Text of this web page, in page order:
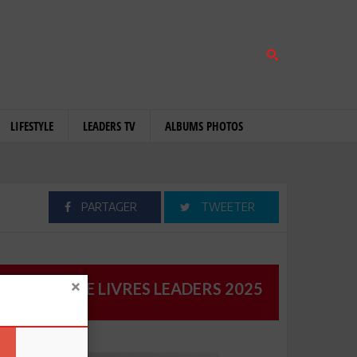
LIFESTYLE LEADERS TV ALBUMS PHOTOS
PARTAGER TWEETER
CATALOGUE LIVRES LEADERS 2025